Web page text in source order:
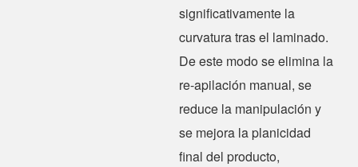
significativamente la
curvatura tras el laminado.
De este modo se elimina la
re‑apilación manual, se
reduce la manipulación y
se mejora la planicidad
final del producto,